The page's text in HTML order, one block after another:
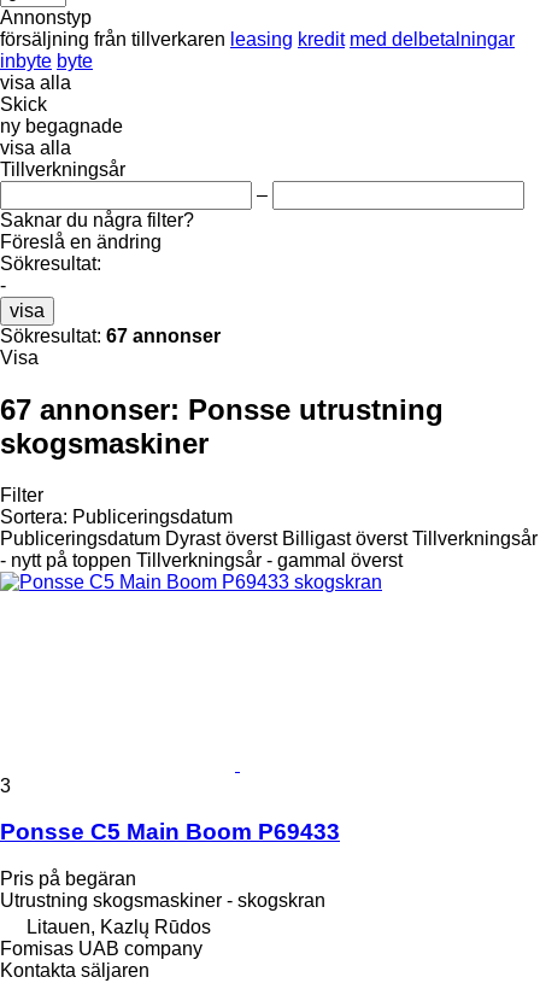
Annonstyp
försäljning från tillverkaren leasing kredit med delbetalningar
inbyte byte
visa alla
Skick
ny begagnade
visa alla
Tillverkningsår
–
Saknar du några filter?
Föreslå en ändring
Sökresultat:
-
visa
Sökresultat: 67 annonser
Visa
67 annonser: Ponsse utrustning
skogsmaskiner
Filter
Sortera: Publiceringsdatum
Publiceringsdatum Dyrast överst Billigast överst Tillverkningsår
- nytt på toppen Tillverkningsår - gammal överst
3
Ponsse C5 Main Boom P69433
Pris på begäran
Utrustning skogsmaskiner - skogskran
Litauen, Kazlų Rūdos
Fomisas UAB company
Kontakta säljaren